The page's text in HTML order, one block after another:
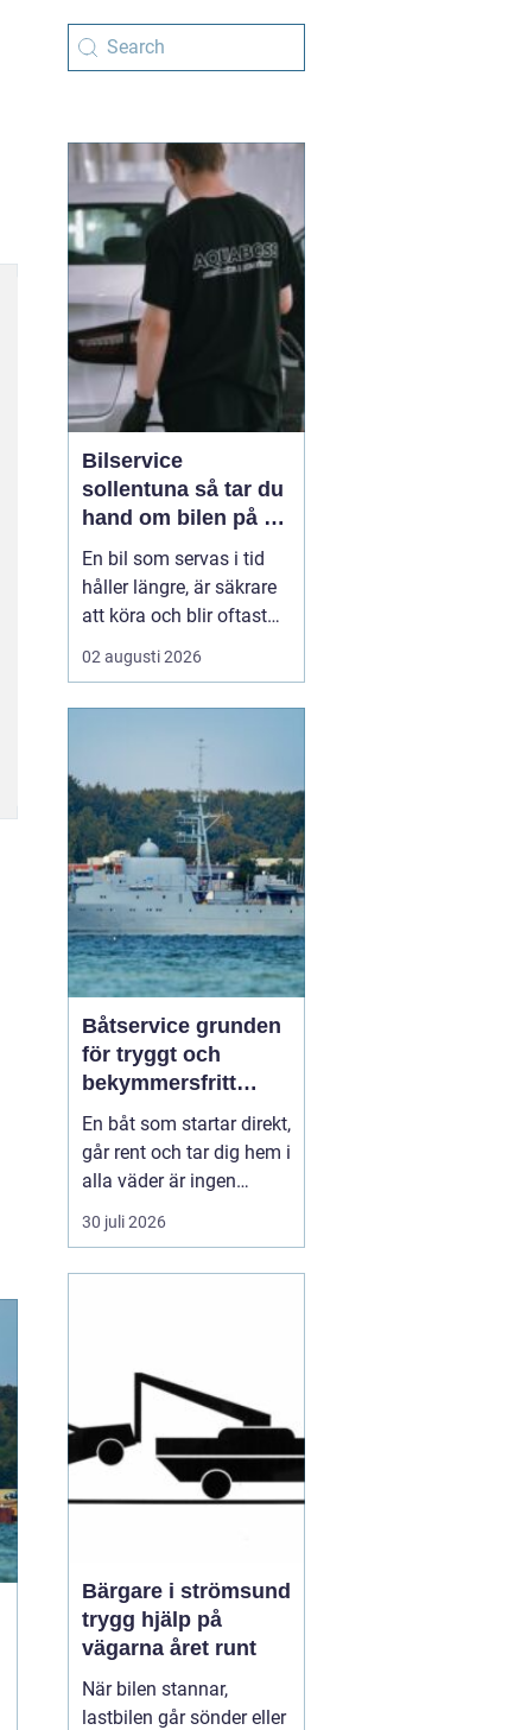
Bilservice
sollentuna så tar du
hand om bilen på ett
smart sätt
En bil som servas i tid
håller längre, är säkrare
att köra och blir oftast
billigare i längden. För
den som kör mycket i
Med r...
02 augusti 2026
Båtservice grunden
för tryggt och
bekymmersfritt
båtliv
En båt som startar direkt,
går rent och tar dig hem i
alla väder är ingen
slump. Bakom varje
problemfri båttur ligger
väntar tills något går
sönder, men den s...
30 juli 2026
Bärgare i strömsund
trygg hjälp på
vägarna året runt
När bilen stannar,
lastbilen går sönder eller